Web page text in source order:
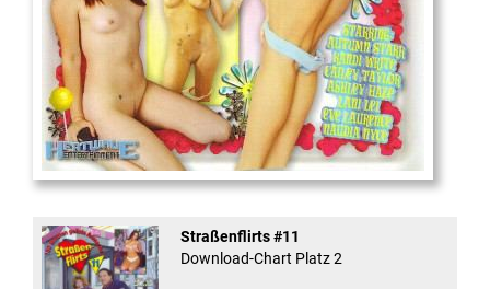
And Confused #8 - ...
Straßenflirts #11
Download-Chart Platz 2